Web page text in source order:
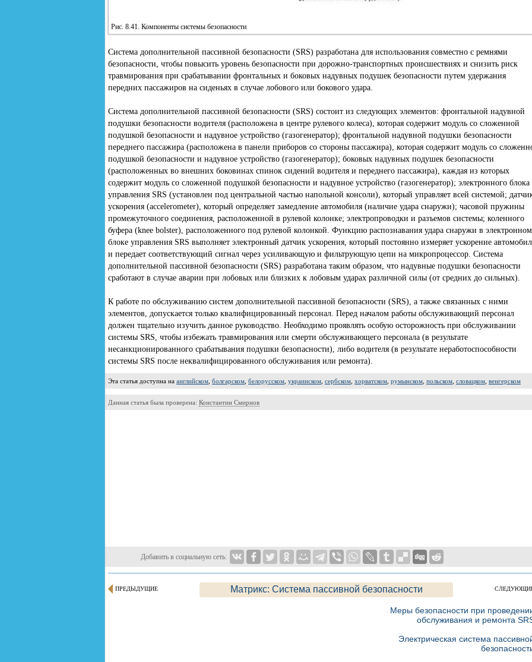
Рис. 8.41. Компоненты системы безопасности
Система дополнительной пассивной безопасности (SRS) разработана для использования совместно с ремнями
безопасности, чтобы повысить уровень безопасности при дорожно-транспортных происшествиях и снизить риск
травмирования при срабатывании фронтальных и боковых надувных подушек безопасности путем удержания
передних пассажиров на сиденьях в случае лобового или бокового удара.
Система дополнительной пассивной безопасности (SRS) состоит из следующих элементов: фронтальной надувной
подушки безопасности водителя (расположена в центре рулевого колеса), которая содержит модуль со сложенной
подушкой безопасности и надувное устройство (газогенератор); фронтальной надувной подушки безопасности
переднего пассажира (расположена в панели приборов со стороны пассажира), которая содержит модуль со
подушкой безопасности и надувное устройство (газогенератор); боковых надувных подушек безопасности
(расположенных во внешних боковинах спинок сидений водителя и переднего пассажира), каждая из которых
содержит модуль со сложенной подушкой безопасности и надувное устройство (газогенератор); электронного блока
управления SRS (установлен под центральной частью напольной консоли), который управляет всей системой;
ускорения (accelerometer), который определяет замедление автомобиля (наличие удара снаружи); часовой пружины
промежуточного соединения, расположенной в рулевой колонке; электропроводки и разъемов системы; коленного
буфера (knee bolster), расположенного под рулевой колонкой. Функцию распознавания удара снаружи в электронном
блоке управления SRS выполняет электронный датчик ускорения, который постоянно измеряет ускорение
и передает соответствующий сигнал через усиливающую и фильтрующую цепи на микропроцессор. Система
дополнительной пассивной безопасности (SRS) разработана таким образом, что надувные подушки безопасности
сработают в случае аварии при лобовых или близких к лобовым ударах различной силы (от средних до сильных).
К работе по обслуживанию систем дополнительной пассивной безопасности (SRS), а также связанных с ними
элементов, допускается только квалифицированный персонал. Перед началом работы обслуживающий персонал
должен тщательно изучить данное руководство. Необходимо проявлять особую осторожность при обслуживании
системы SRS, чтобы избежать травмирования или смерти обслуживающего персонала (в результате
несанкционированного срабатывания подушки безопасности), либо водителя (в результате неработоспособности
системы SRS после неквалифицированного обслуживания или ремонта).
Эта статья доступна на английском болгарском белорусском украинском сербском хорватском румынском польском словацком венгерском
Данная статья была проверена: Константин Смирнов
Добавить в социальную сеть:
ПРЕДЫДУЩИЕ Матрикс: Система пассивной безопасности
Меры безопасности при
обслуживания и ремонта
Электрическая система